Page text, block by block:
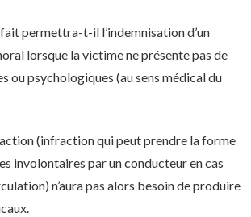
permettra-t-il l’indemnisation d’un
lorsque la victime ne présente pas de
ou psychologiques (au sens médical du
(infraction qui peut prendre la forme
involontaires par un conducteur en cas
n’aura pas alors besoin de produire